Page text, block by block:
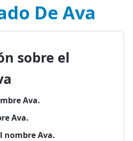
De Ava
sobre el
Ava.
Ava.
nombre Ava.